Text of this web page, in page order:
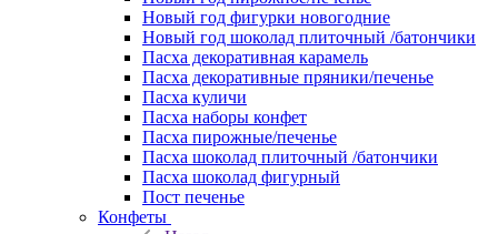
Новый год фигурки новогодние
Новый год шоколад плиточный /батончики
Пасха декоративная карамель
Пасха декоративные пряники/печенье
Пасха куличи
Пасха наборы конфет
Пасха пирожные/печенье
Пасха шоколад плиточный /батончики
Пасха шоколад фигурный
Пост печенье
Конфеты